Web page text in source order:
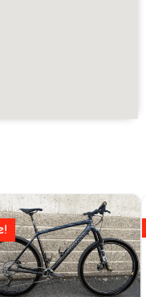
Preis
war:
ist: